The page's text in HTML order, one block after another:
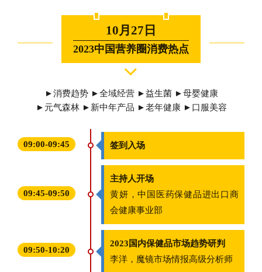
10月27日
2023中国营养圈消费热点
►消费趋势 ►全域经营 ►益生菌 ►母婴健康
►元气森林 ►新中年产品 ►老年健康 ►口服美容
09:00-09:45 签到入场
09:45-09:50
主持人开场
黄妍，中国医药保健品进出口商
会健康事业部
09:50-10:20
2023国内保健品市场趋势研判
李洋，魔镜市场情报高级分析师